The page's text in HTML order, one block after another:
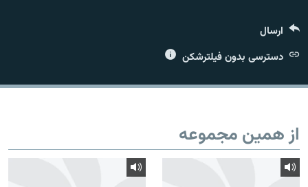
زبان‌های دیگر
ارسال
دسترسی بدون فیلترشکن
از همین مجموعه